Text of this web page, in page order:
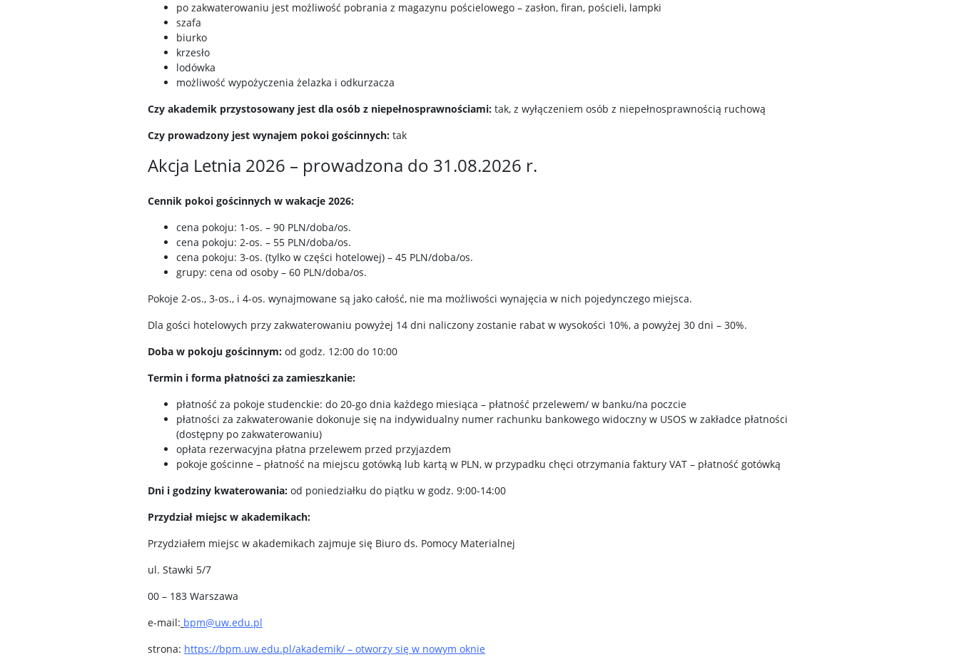
po zakwaterowaniu jest możliwość pobrania z magazynu pościelowego – zasłon, firan, pościeli, lampki
szafa
biurko
krzesło
lodówka
możliwość wypożyczenia żelazka i odkurzacza
Czy akademik przystosowany jest dla osób z niepełnosprawnościami: tak, z wyłączeniem osób z niepełnosprawnością ruchową
Czy prowadzony jest wynajem pokoi gościnnych: tak
Akcja Letnia 2026 – prowadzona do 31.08.2026 r.
Cennik pokoi gościnnych w wakacje 2026:
cena pokoju: 1-os. – 90 PLN/doba/os.
cena pokoju: 2-os. – 55 PLN/doba/os.
cena pokoju: 3-os. (tylko w części hotelowej) – 45 PLN/doba/os.
grupy: cena od osoby – 60 PLN/doba/os.
Pokoje 2-os., 3-os., i 4-os. wynajmowane są jako całość, nie ma możliwości wynajęcia w nich pojedynczego miejsca.
Dla gości hotelowych przy zakwaterowaniu powyżej 14 dni naliczony zostanie rabat w wysokości 10%, a powyżej 30 dni – 30%.
Doba w pokoju gościnnym: od godz. 12:00 do 10:00
Termin i forma płatności za zamieszkanie:
płatność za pokoje studenckie: do 20-go dnia każdego miesiąca – płatność przelewem/ w banku/na poczcie
płatności za zakwaterowanie dokonuje się na indywidualny numer rachunku bankowego widoczny w USOS w zakładce płatności
(dostępny po zakwaterowaniu)
opłata rezerwacyjna płatna przelewem przed przyjazdem
pokoje gościnne – płatność na miejscu gotówką lub kartą w PLN, w przypadku chęci otrzymania faktury VAT – płatność gotówką
Dni i godziny kwaterowania: od poniedziałku do piątku w godz. 9:00-14:00
Przydział miejsc w akademikach:
Przydziałem miejsc w akademikach zajmuje się Biuro ds. Pomocy Materialnej
ul. Stawki 5/7
00 – 183 Warszawa
e-mail: bpm@uw.edu.pl
strona: https://bpm.uw.edu.pl/akademik/ – otworzy się w nowym oknie